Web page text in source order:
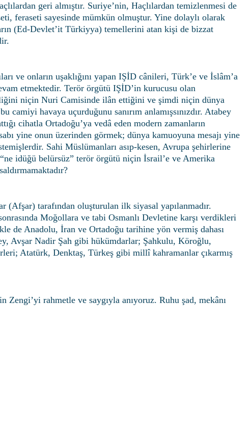
geri almıştır. Suriye’nin, Haçlılardan temizlenmesi de
feraseti sayesinde mümkün olmuştur. Yine dolaylı olarak
(Ed-Devlet’it Türkiyya) temellerini atan kişi de bizzat
ve onların uşaklığını yapan IŞİD cânileri, Türk’e ve İslâm’a
etmektedir. Terör örgütü IŞİD’in kurucusu olan
niçin Nuri Camisinde ilân ettiğini ve şimdi niçin dünya
camiyi havaya uçurduğunu sanırım anlamışsınızdır. Atabey
cihatla Ortadoğu’ya vedâ eden modern zamanların
yine onun üzerinden görmek; dünya kamuoyuna mesajı yine
Sahi Müslümanları asıp-kesen, Avrupa şehirlerine
idüğü belürsüz” terör örgütü niçin İsrail’e ve Amerika
(Afşar) tarafından oluşturulan ilk siyasal yapılanmadır.
Moğollara ve tabi Osmanlı Devletine karşı verdikleri
de Anadolu, İran ve Ortadoğu tarihine yön vermiş dahası
Avşar Nadir Şah gibi hükümdarlar; Şahkulu, Köroğlu,
Atatürk, Denktaş, Türkeş gibi millî kahramanlar çıkarmış
Zengi’yi rahmetle ve saygıyla anıyoruz. Ruhu şad, mekânı